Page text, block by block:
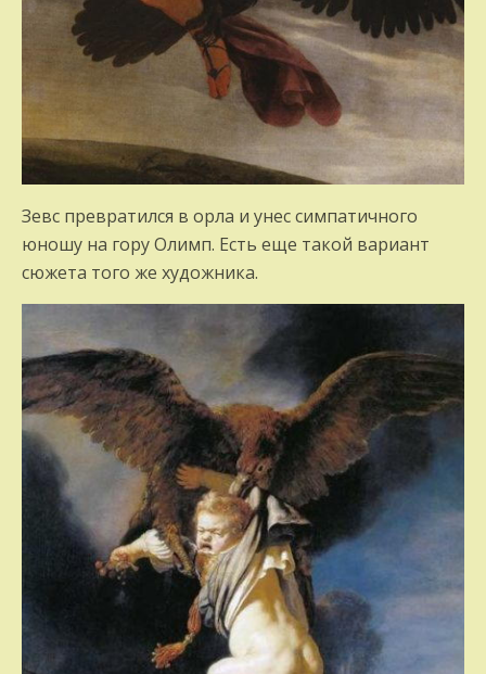
Зевс превратился в орла и унес симпатичного
юношу на гору Олимп. Есть еще такой вариант
сюжета того же художника.